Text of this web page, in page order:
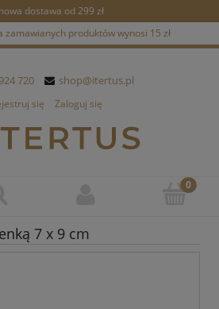
dostawa od 299 zł
produktów wynosi 15 zł
720 shop@itertus.pl
się Zaloguj się
7 x 9 cm